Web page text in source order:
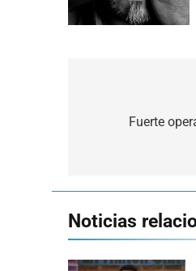
Fuerte
Noticias